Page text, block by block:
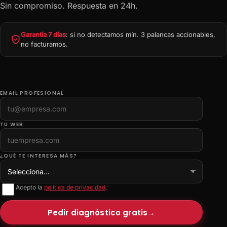
Sin compromiso. Respuesta en 24h.
Garantía 7 días: si no detectamos mín. 3 palancas accionables,
no facturamos.
EMAIL PROFESIONAL
TU WEB
¿QUÉ TE INTERESA MÁS?
Acepto la política de privacidad.
Pedir diagnóstico gratis→